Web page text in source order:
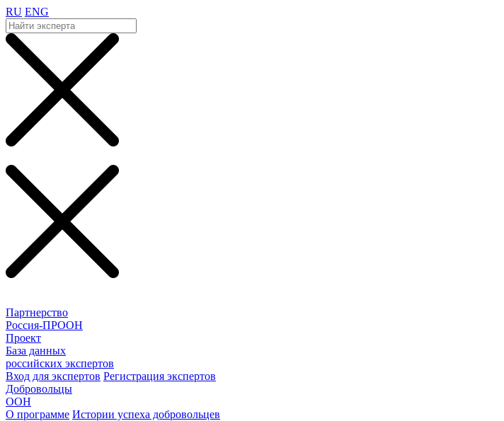
RU ENG
Партнерство
Россия-ПРООН
Проект
База данных
российских экспертов
Вход для экспертов Регистрация экспертов
Добровольцы
ООН
О программе Истории успеха добровольцев